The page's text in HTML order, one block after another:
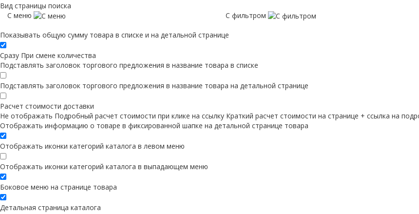
Вид страницы поиска
С меню
С фильтром
Показывать общую сумму товара в списке и на детальной странице
Сразу При смене количества
Подставлять заголовок торгового предложения в название товара в списке
Подставлять заголовок торгового предложения в название товара на детальной странице
Расчет стоимости доставки
Не отображать Подробный расчет стоимости при клике на ссылку Краткий расчет стоимости на странице + ссылка на
Отображать информацию о товаре в фиксированной шапке на детальной странице товара
Отображать иконки категорий каталога в левом меню
Отображать иконки категорий каталога в выпадающем меню
Боковое меню на странице товара
Детальная страница каталога